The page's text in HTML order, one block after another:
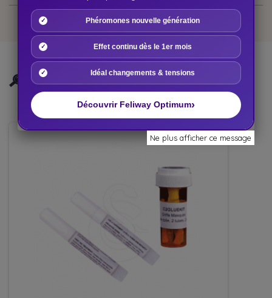
PLACE DES VÉTOS VOUS CONSEILLE
ÉGALEMENT
Phéromones nouvelle génération
Effet continu dès le 1er mois
Idéal changements & tensions
Découvrir Feliway Optimum›
Ne plus afficher ce message